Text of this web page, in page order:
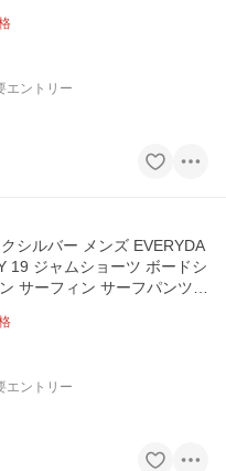
エントリー
シルバー メンズ EVERYDA
19 ジャムショーツ ボードシ
サーフィン サーフパンツ
エントリー